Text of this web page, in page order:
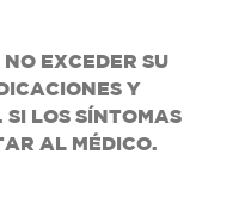
EXCEDER SU
Y
LOS SÍNTOMAS
AL MÉDICO.